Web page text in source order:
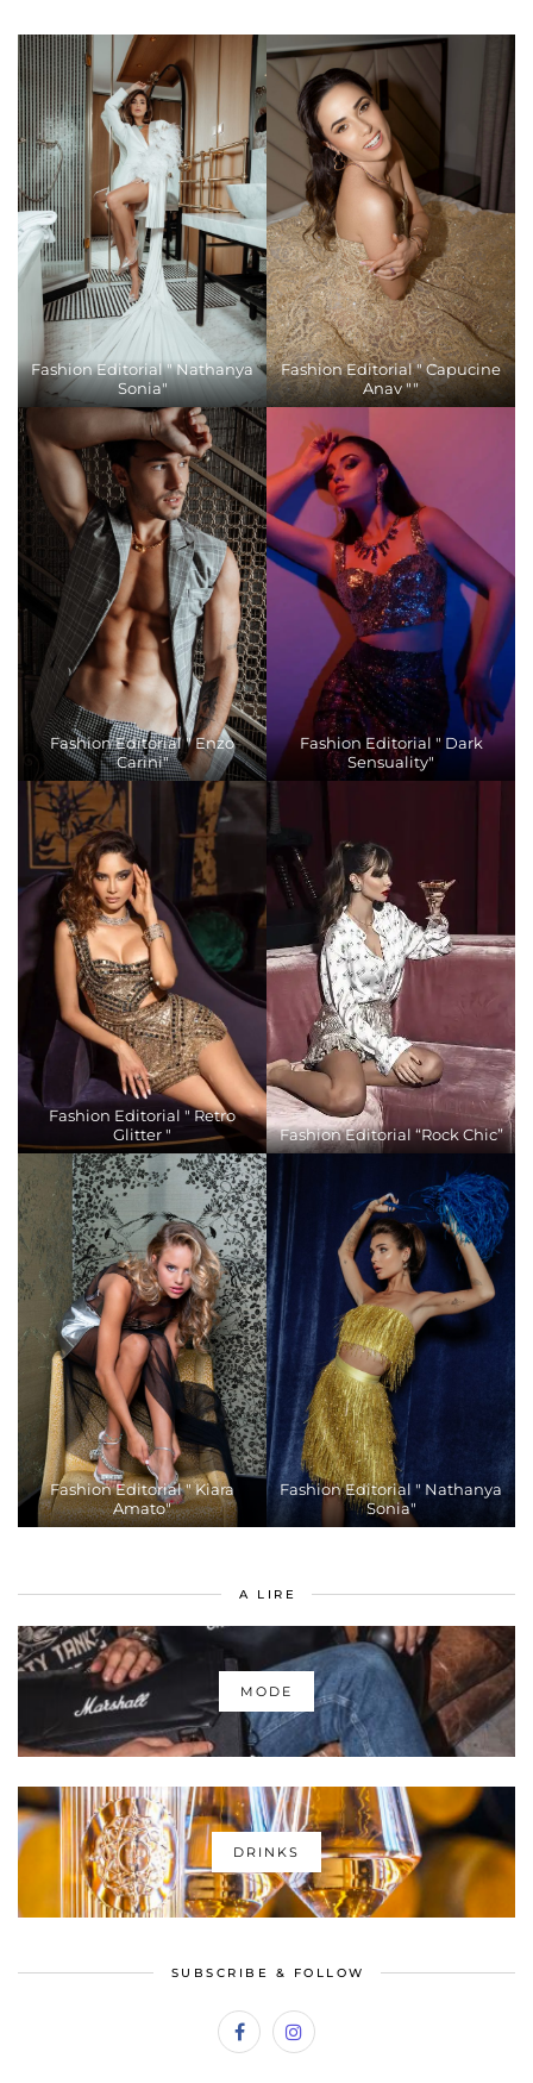
Fashion Editorial " Nathanya
Sonia"
Fashion Editorial " Capucine
Anav ""
Fashion Editorial " Enzo
Carini"
Fashion Editorial " Dark
Sensuality"
Fashion Editorial " Retro
Glitter "
Fashion Editorial “Rock Chic”
Fashion Editorial " Kiara
Amato"
Fashion Editorial " Nathanya
Sonia"
A LIRE
MODE
DRINKS
SUBSCRIBE & FOLLOW